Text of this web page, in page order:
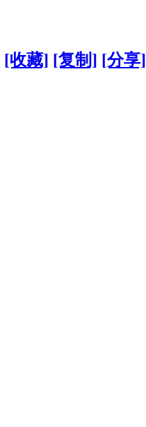
[收藏] [复制] [分享]